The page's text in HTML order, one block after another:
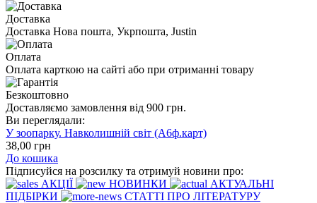
Доставка
Доставка Нова пошта, Укрпошта, Justin
Оплата
Оплата карткою на сайті або при отриманні товару
Безкоштовно
Доставляємо замовлення від 900 грн.
Ви переглядали:
У зоопарку. Навколишній світ (А6ф.карт)
38,00 грн
До кошика
Підписуйся на розсилку та отримуй новини про:
АКЦІЇ
НОВИНКИ
АКТУАЛЬНІ
ПІДБІРКИ
СТАТТІ ПРО ЛІТЕРАТУРУ